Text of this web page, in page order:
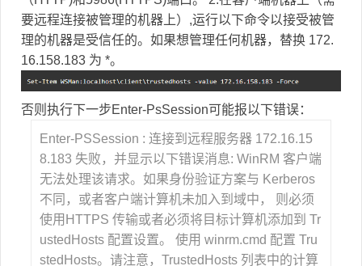
要远程连接被管理的机器上）,运行以下命令以接受被管
理的机器是受信任的。如果想管理任何机器，替换 172.
16.158.183 为 *。
否则执行下一步Enter-PsSession可能报以下错误：
Enter-PSSession : 连接到远程服务器 172.16.15
8.183 失败，并显示以下错误消息: WinRM 客户端
无法处理该请求。如果身份验证方案与 Kerberos
不同，或者客户端计算机未加入到域中， 则必须
使用HTTPS 传输或者必须将目标计算机添加到 Tr
ustedHosts 配置设置。 使用 winrm.cmd 配置 Tru
stedHosts。请注意，TrustedHosts 列表中的计算